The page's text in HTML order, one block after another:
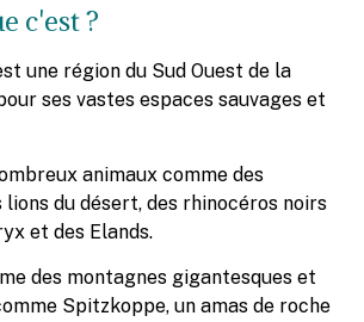
c'est ?
une région du Sud Ouest de la
ses vastes espaces sauvages et
animaux comme des
du désert, des rhinocéros noirs
et des Elands.
des montagnes gigantesques et
Spitzkoppe, un amas de roche